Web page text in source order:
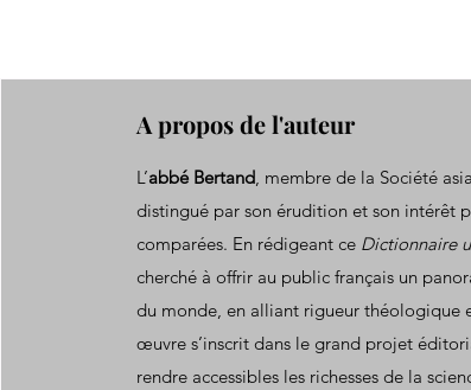
A propos de l'auteur
L’abbé Bertand, membre de la Société
distingué par son érudition et son intérêt
comparées. En rédigeant ce Dictionnaire
cherché à offrir au public français un
du monde, en alliant rigueur théologique
œuvre s’inscrit dans le grand projet
rendre accessibles les richesses de la